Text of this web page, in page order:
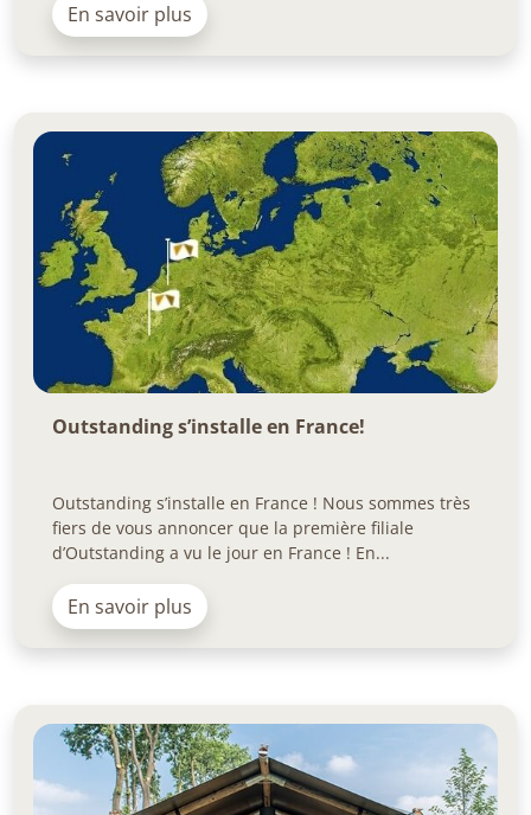
En savoir plus
Outstanding s’installe en France!
Outstanding s’installe en France ! Nous sommes très
fiers de vous annoncer que la première filiale
d’Outstanding a vu le jour en France ! En...
En savoir plus